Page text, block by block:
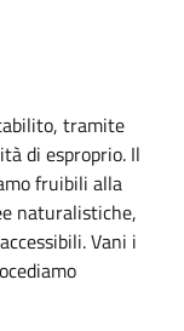
tramite
di esproprio. Il
fruibili alla
naturalistiche,
Vani i